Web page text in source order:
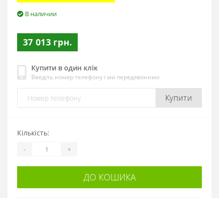
В наличии
37 013 грн.
Купити в один клік
Введіть номер телефону і ми передзвонимо
Купити
Кількість:
- +
ДО КОШИКА